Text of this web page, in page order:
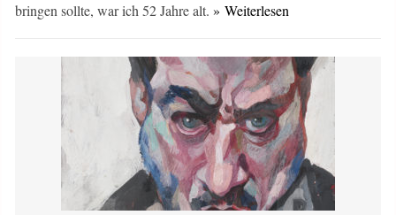
bringen sollte, war ich 52 Jahre alt.» Weiterlesen